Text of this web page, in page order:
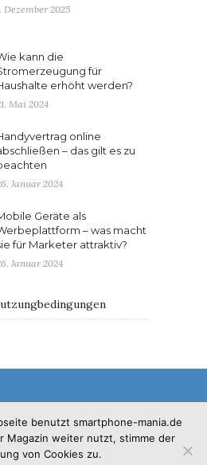
Dezember 2025
kann die
für
erhöht werden?
Mai 2024
online
– das gilt es zu
Januar 2024
Geräte als
– was macht
für Marketer attraktiv?
Januar 2024
Rights Reserved. Designed &
benutzt smartphone-mania.de
Magazin weiter nutzt, stimme der
von Cookies zu.